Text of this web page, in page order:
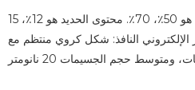
النافذ: شكل كروي منتظم مع